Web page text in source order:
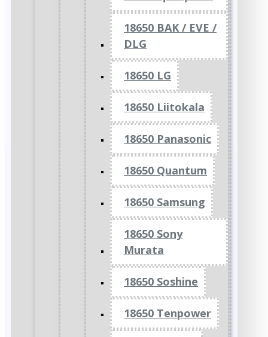
18650 BAK / EVE /
DLG
18650 LG
18650 Liitokala
18650 Panasonic
18650 Quantum
18650 Samsung
18650 Sony
Murata
18650 Soshine
18650 Tenpower